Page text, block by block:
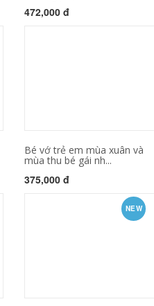
472,000 đ
Bé vớ trẻ em mùa xuân và
mùa thu bé gái nh...
375,000 đ
NEW